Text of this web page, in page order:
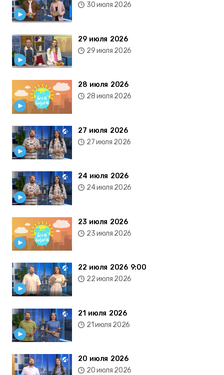
30 июля 2026
29 июля 2026
29 июля 2026
28 июля 2026
28 июля 2026
27 июля 2026
27 июля 2026
24 июля 2026
24 июля 2026
23 июля 2026
23 июля 2026
22 июля 2026 9:00
22 июля 2026
21 июля 2026
21 июля 2026
20 июля 2026
20 июля 2026